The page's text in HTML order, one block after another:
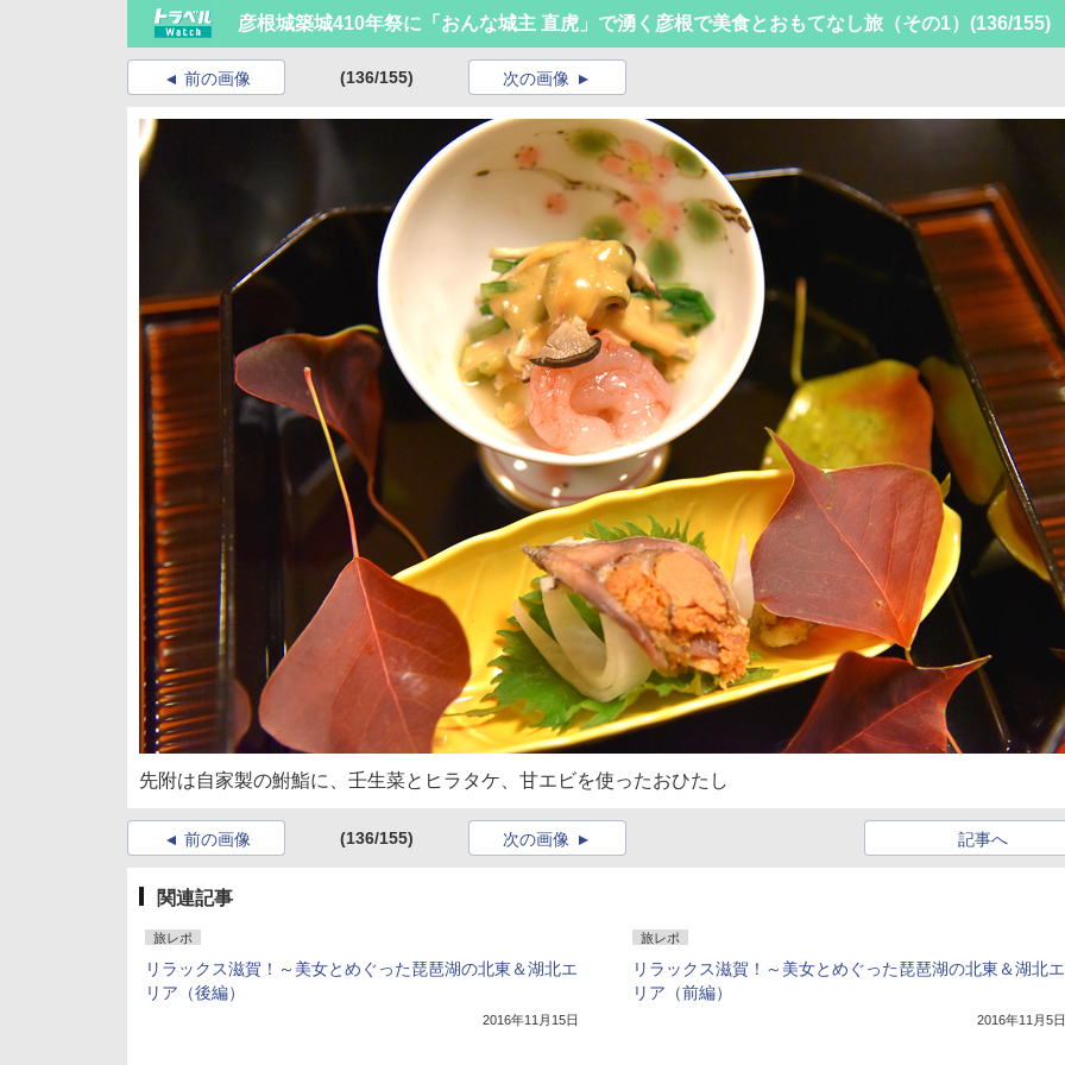
彦根城築城410年祭に「おんな城主 直虎」で湧く彦根で美食とおもてなし旅（その1） (136/155)
前の画像 (136/155) 次の画像
先附は自家製の鮒鮨に、壬生菜とヒラタケ、甘エビを使ったおひたし
前の画像 (136/155) 記事へ
次の画像
関連記事
旅レポ
リラックス滋賀！～美女とめぐった琵琶湖の北東＆湖北エ
リア（後編）
2016年11月15日
旅レポ
リラックス滋賀！～美女とめぐった琵琶湖の北東＆湖北エ
リア（前編）
2016年11月5日